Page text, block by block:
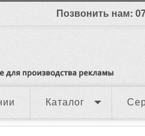
Позвонить нам:
Каталог